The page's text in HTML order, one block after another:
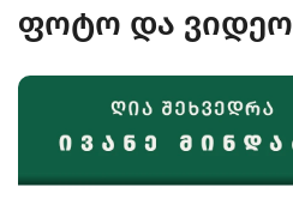
ფოტო და ვიდეო